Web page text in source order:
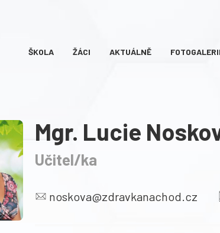
ŠKOLA ŽÁCI AKTUÁLNĚ
Mgr. Lucie
Učitel/ka
noskova@zdravkanachod.cz